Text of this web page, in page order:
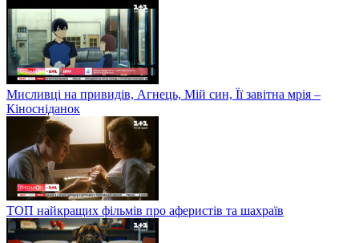
Мисливці на привидів, Агнець, Мій син, Її завітна мрія –
Кіносніданок
ТОП найкращих фільмів про аферистів та шахраїв